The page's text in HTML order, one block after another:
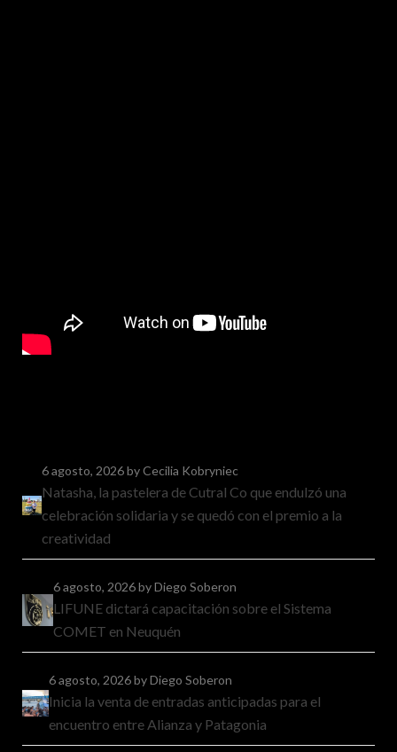
6 agosto, 2026by Cecilia Kobryniec
Natasha, la pastelera de Cutral Co que endulzó una
celebración solidaria y se quedó con el premio a la
creatividad
6 agosto, 2026by Diego Soberon
LIFUNE dictará capacitación sobre el Sistema
COMET en Neuquén
6 agosto, 2026by Diego Soberon
Inicia la venta de entradas anticipadas para el
encuentro entre Alianza y Patagonia